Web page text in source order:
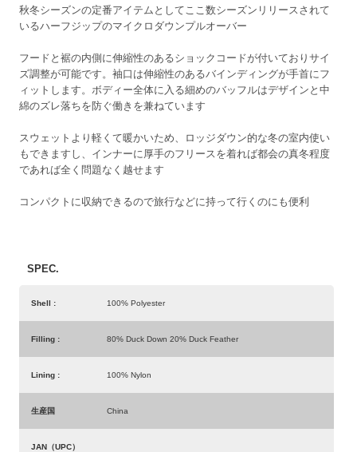
秋冬シーズンの定番アイテムとしてここ数シーズンリリースされて
いるハーフジップのマイクロダウンプルオーバー
フードと裾の内側に伸縮性のあるショックコードが付いておりサイ
ズ調整が可能です。袖口は伸縮性のあるバインディングが手首にフ
ィットします。ボディー全体に入る細めのバッフルはデザインと中
綿のズレ落ちを防ぐ働きを兼ねています
スウェットより軽くて暖かいため、ロッジダウン的な冬の室内使い
もできますし、インナーに厚手のフリースを着れば都会の真冬程度
であれば全く問題なく越せます
コンパクトに収納できるので旅行などに持って行くのにも便利
SPEC.
Shell : 100% Polyester
Filling : 80% Duck Down 20% Duck Feather
Lining : 100% Nylon
生産国 China
JAN（UPC）